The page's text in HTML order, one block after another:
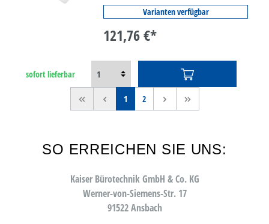
Varianten verfügbar
121,76 €*
sofort lieferbar
<< < 1 2 > >>
SO ERREICHEN SIE UNS:
Kaiser Bürotechnik GmbH & Co. KG
Werner-von-Siemens-Str. 17
91522 Ansbach